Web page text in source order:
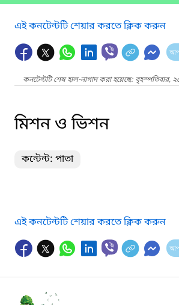
এই কনটেন্টটি শেয়ার করতে ক্লিক করুন
কনটেন্টটি শেষ হাল-নাগাদ করা হয়েছে: বৃহস্পতিবার,
মিশন ও ভিশন
কন্টেন্ট: পাতা
এই কনটেন্টটি শেয়ার করতে ক্লিক করুন